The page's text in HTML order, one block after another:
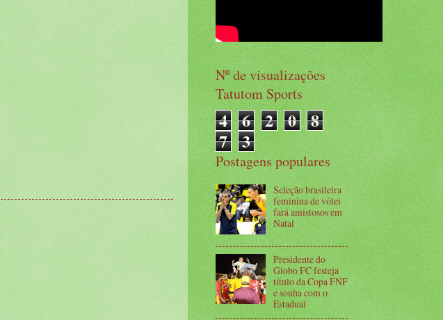
Nº de visualizações
Tatutom Sports
4 6 2 0 8
7 3
Postagens populares
Seleção brasileira
feminina de vôlei
fará amistosos em
Natal
Presidente do
Globo FC festeja
título da Copa FNF
e sonha com o
Estadual